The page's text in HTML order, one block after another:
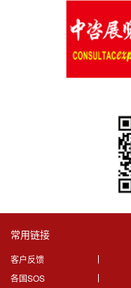
常用链接
客户反馈
各国SOS